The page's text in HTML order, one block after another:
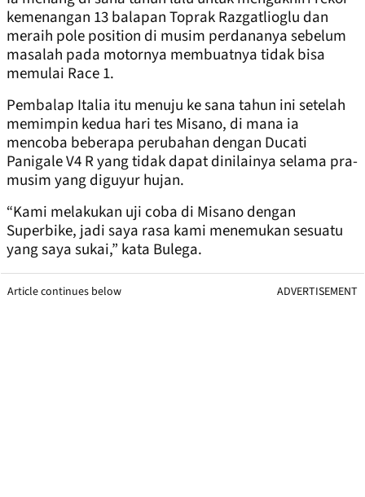
kemenangan 13 balapan Toprak Razgatlioglu dan
meraih pole position di musim perdananya sebelum
masalah pada motornya membuatnya tidak bisa
memulai Race 1.
Pembalap Italia itu menuju ke sana tahun ini setelah
memimpin kedua hari tes Misano, di mana ia
mencoba beberapa perubahan dengan Ducati
Panigale V4 R yang tidak dapat dinilainya selama pra-
musim yang diguyur hujan.
“Kami melakukan uji coba di Misano dengan
Superbike, jadi saya rasa kami menemukan sesuatu
yang saya sukai,” kata Bulega.
Article continues below ADVERTISEMENT